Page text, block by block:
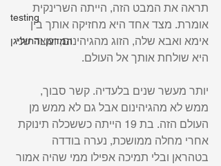
testing
המדען והחוליגן
תראה את המבט הזה, הייתה השרינקית
אומרת. מצד אחד היא מחזיקה אותך בין
אימא ואבא שלה, הזוג מהגיהינום, ומצד שני
היא שולחת אותך אל העולם.
יותר מעשר שנים בלעדיה. קשר סבוך,
ממש לא מהגיהינום אבל גם לא ממש מן
העולם הזה. בת 19 הייתה כששכלה תינוקת
אחרי מחלה ממושכת, נערה בודדה
בטהראן ובלי תמיכה אפילו ממי שהיה אמור